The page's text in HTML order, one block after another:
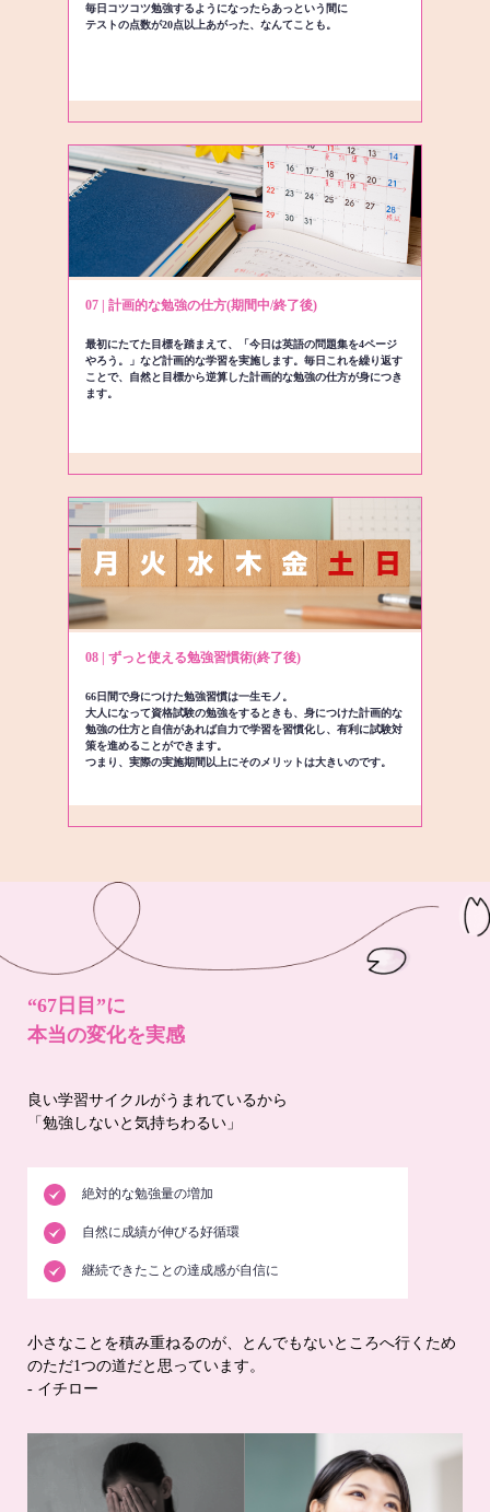
毎日コツコツ勉強するようになったらあっという間に
テストの点数が20点以上あがった、なんてことも。
07 | 計画的な勉強の仕方(期間中/終了後)
最初にたてた目標を踏まえて、「今日は英語の問題集を4ページ
やろう。」など計画的な学習を実施します。毎日これを繰り返す
ことで、自然と目標から逆算した計画的な勉強の仕方が身につき
ます。
08 | ずっと使える勉強習慣術(終了後)
66日間で身につけた勉強習慣は一生モノ。
大人になって資格試験の勉強をするときも、身につけた計画的な
勉強の仕方と自信があれば自力で学習を習慣化し、有利に試験対
策を進めることができます。
つまり、実際の実施期間以上にそのメリットは大きいのです。
“67日目”に
本当の変化を実感
良い学習サイクルがうまれているから
「勉強しないと気持ちわるい」
絶対的な勉強量の増加
自然に成績が伸びる好循環
継続できたことの達成感が自信に
小さなことを積み重ねるのが、とんでもないところへ行くため
のただ1つの道だと思っています。
- イチロー